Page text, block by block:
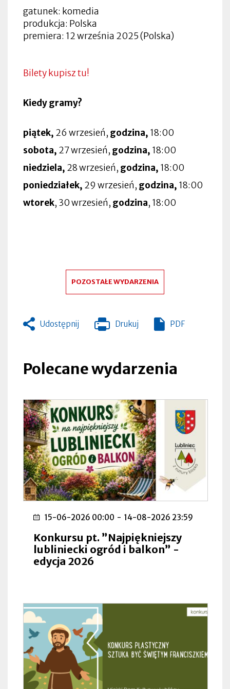
gatunek: komedia
produkcja: Polska
premiera: 12 września 2025 (Polska)
Bilety kupisz tu!
Kiedy gramy?
piątek, 26 wrzesień, godzina, 18:00
sobota, 27 wrzesień, godzina, 18:00
niedziela, 28 wrzesień, godzina, 18:00
poniedziałek, 29 wrzesień, godzina, 18:00
wtorek, 30 wrzesień, godzina, 18:00
POZOSTAŁE WYDARZENIA
Udostępnij Drukuj
Otworzy
zakładce
PDF
Polecane wydarzenia
15-06-2026 00:00 - 14-08-2026 23:59
Konkursu pt. ”Najpiękniejszy
lubliniecki ogród i balkon” -
edycja 2026